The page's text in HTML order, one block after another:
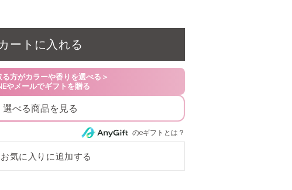
ートに入れる
選べる商品を見る
のeギフトとは？
お気に入りに追加する